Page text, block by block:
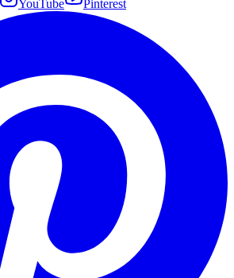
YouTube Pinterest